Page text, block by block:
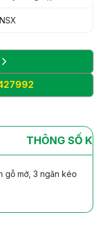
THÔNG SỐ
gỗ mở, 3 ngăn kéo